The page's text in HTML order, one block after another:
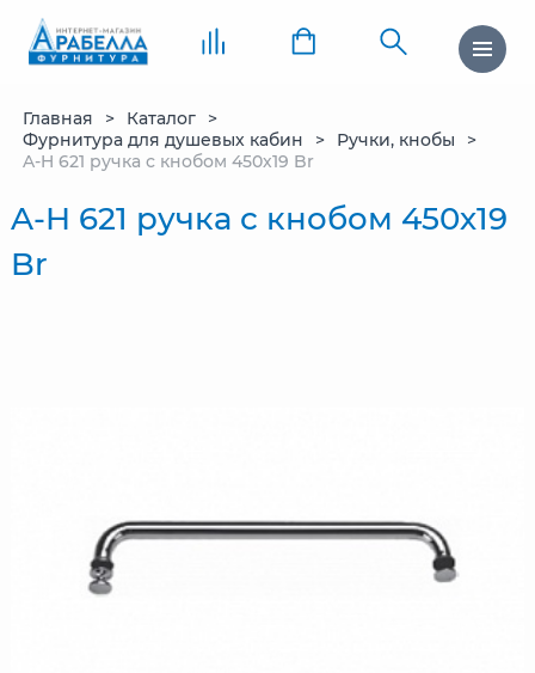
Главная
Каталог
Фурнитура для душевых кабин
Ручки, кнобы
A-H 621 ручка с кнобом 450х19 Br
A-H 621 ручка с кнобом 450х19
Br